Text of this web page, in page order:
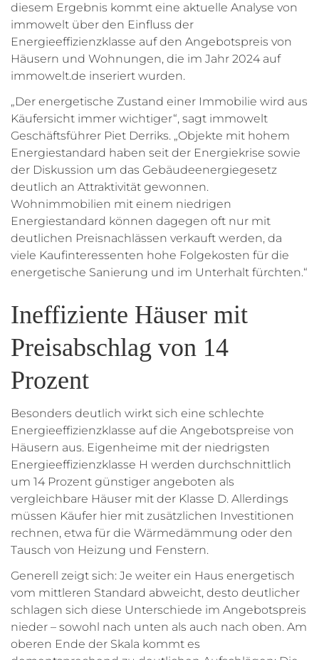
diesem Ergebnis kommt eine aktuelle Analyse von
immowelt über den Einfluss der
Energieeffizienzklasse auf den Angebotspreis von
Häusern und Wohnungen, die im Jahr 2024 auf
immowelt.de inseriert wurden.
„Der energetische Zustand einer Immobilie wird aus
Käufersicht immer wichtiger“, sagt immowelt
Geschäftsführer Piet Derriks. „Objekte mit hohem
Energiestandard haben seit der Energiekrise sowie
der Diskussion um das Gebäudeenergiegesetz
deutlich an Attraktivität gewonnen.
Wohnimmobilien mit einem niedrigen
Energiestandard können dagegen oft nur mit
deutlichen Preisnachlässen verkauft werden, da
viele Kaufinteressenten hohe Folgekosten für die
energetische Sanierung und im Unterhalt fürchten.“
Ineffiziente Häuser mit
Preisabschlag von 14
Prozent
Besonders deutlich wirkt sich eine schlechte
Energieeffizienzklasse auf die Angebotspreise von
Häusern aus. Eigenheime mit der niedrigsten
Energieeffizienzklasse H werden durchschnittlich
um 14 Prozent günstiger angeboten als
vergleichbare Häuser mit der Klasse D. Allerdings
müssen Käufer hier mit zusätzlichen Investitionen
rechnen, etwa für die Wärmedämmung oder den
Tausch von Heizung und Fenstern.
Generell zeigt sich: Je weiter ein Haus energetisch
vom mittleren Standard abweicht, desto deutlicher
schlagen sich diese Unterschiede im Angebotspreis
nieder – sowohl nach unten als auch nach oben. Am
oberen Ende der Skala kommt es